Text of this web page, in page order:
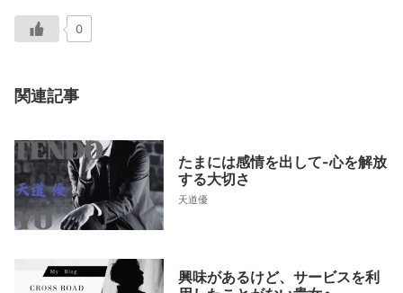
0
関連記事
たまには感情を出して-心を解放
する大切さ
天道優
興味があるけど、サービスを利